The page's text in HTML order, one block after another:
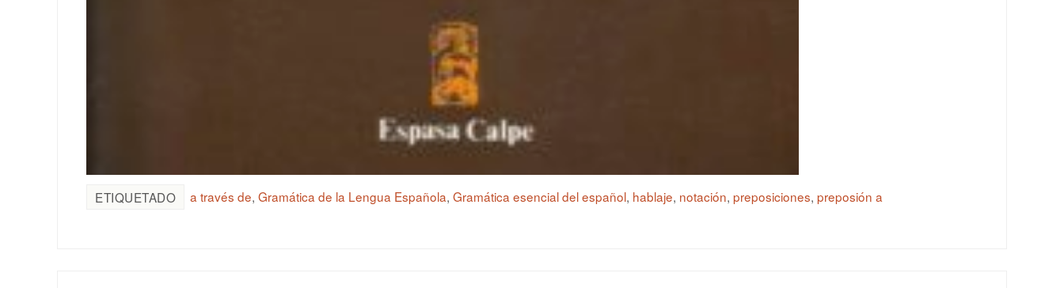
ETIQUETADO a través de, Gramática de la Lengua Española, Gramática esencial del español, hablaje, notación, preposiciones, preposión a